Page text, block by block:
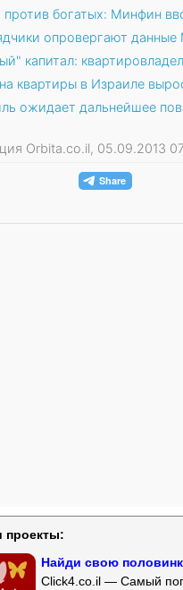
против богатых: Минфин
опровергают
капитал:
квартиры в Израиле
ожидает дальнейшее
Orbita.co.il, 05.09.2013
проекты:
Найди свою
Click4.co.il — Самый